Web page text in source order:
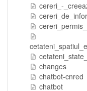
cereri_-
changes
chatbot-cnred
chatbot